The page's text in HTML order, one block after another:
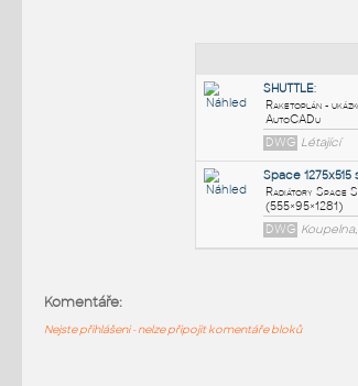
Komentáře:
Nejste přihlášeni - nelze připojit komentáře bloků